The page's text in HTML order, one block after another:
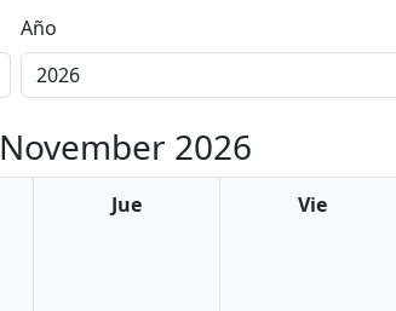
Año
November 2026
Jue Vie